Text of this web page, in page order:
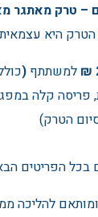
– טרק מאתגר
היא עצמאית
למשתתף (
פריסה קלה
הטרק)
בכל הפריטים
להליכה